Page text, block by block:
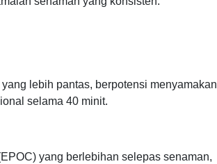
lebih pantas, berpotensi menyamakan
selama 40 minit.
yang berlebihan selepas senaman,